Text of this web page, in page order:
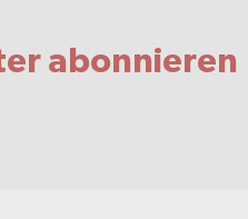
abonnieren